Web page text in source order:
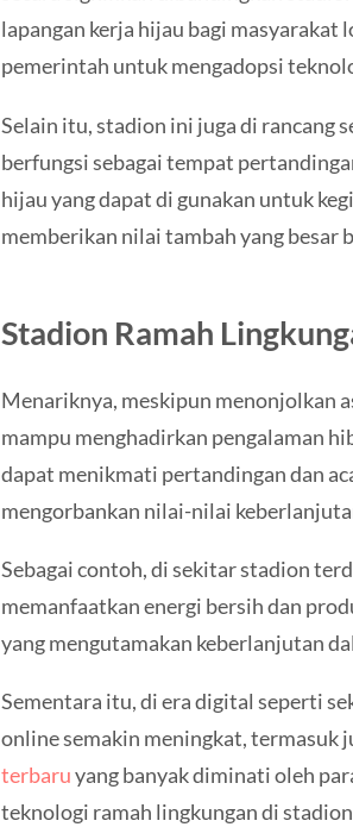
lapangan kerja hijau bagi masyarakat
pemerintah untuk mengadopsi
Selain itu, stadion ini juga di rancang
berfungsi sebagai tempat
hijau yang dapat di gunakan untuk
memberikan nilai tambah yang besar
Stadion Ramah
Menariknya, meskipun menonjolkan
mampu menghadirkan pengalaman
dapat menikmati pertandingan dan
mengorbankan nilai-nilai
Sebagai contoh, di sekitar stadion
memanfaatkan energi bersih dan
yang mengutamakan keberlanjutan
Sementara itu, di era digital seperti
online semakin meningkat, termasuk
terbaruyang banyak diminati oleh
teknologi ramah lingkungan di